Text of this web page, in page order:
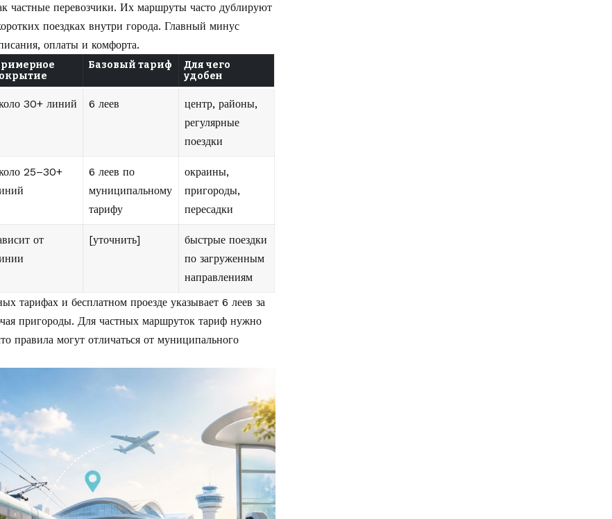
перевозчики. Их маршруты часто дублируют
поездках внутри города. Главный минус
оплаты и комфорта.
Базовый тариф
Для чего
удобен
30+ линий 6 леев
центр, районы,
регулярные
поездки
25–30+
6 леев по
муниципальному
тарифу
окраины,
пригороды,
пересадки
от
[уточнить]
быстрые поездки
по загруженным
направлениям
тарифах и бесплатном проезде указывает 6 леев за
пригороды. Для частных маршруток тариф нужно
правила могут отличаться от муниципального